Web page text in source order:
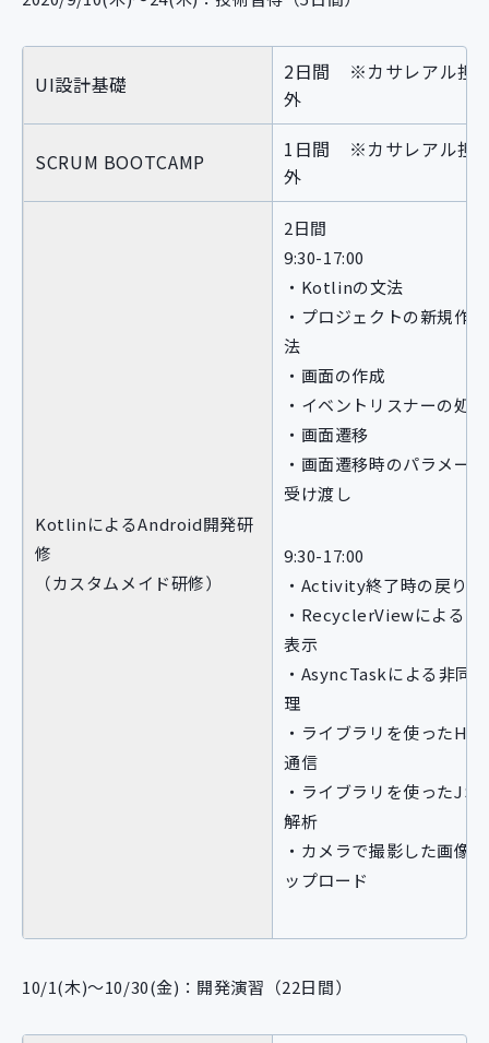
UI設計基礎
2日間 ※カサレアル担
外
SCRUM BOOTCAMP
1日間 ※カサレアル担
外
KotlinによるAndroid開発研
修
（カスタムメイド研修）
2日間
9:30-17:00
・Kotlinの文法
・プロジェクトの新規作
法
・画面の作成
・イベントリスナーの処理
・画面遷移
・画面遷移時のパラメー
受け渡し
9:30-17:00
・Activity終了時の戻り値
・RecyclerViewによる一
表示
・AsyncTaskによる非同
理
・ライブラリを使った
通信
・ライブラリを使った
解析
・カメラで撮影した画像
ップロード
10/1(木)〜10/30(金)：開発演習（22日間）